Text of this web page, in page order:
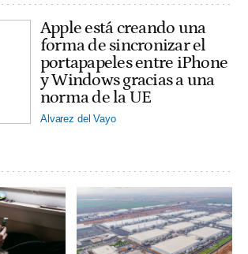
Apple está creando una
forma de sincronizar el
portapapeles entre iPhone
y Windows gracias a una
norma de la UE
Alvarez del Vayo